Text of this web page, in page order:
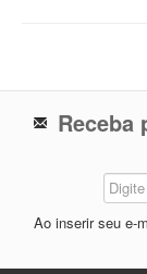
Receba
Ao inserir seu e-